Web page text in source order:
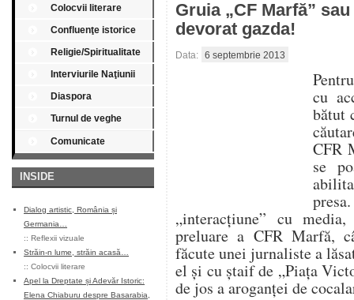
Colocvii literare
Confluenţe istorice
Religie/Spiritualitate
Interviurile Naţiunii
Diaspora
Turnul de veghe
Comunicate
INSIDE
Dialog artistic, România și
Germania…
:: Reflexii vizuale
Străin-n lume, străin acasă…
:: Colocvii literare
Apel la Dreptate și Adevăr Istoric:
Elena Chiaburu despre Basarabia,
Gruia „CF Marfă”
devorat gazda!
Data: 6 septembrie 2013
cu
bătut
CFR
se
„interacţiune” cu
preluare a CFR Marfă,
făcute unei jurnaliste a
el şi cu ştaif de „Piaţa
de jos a aroganţei de